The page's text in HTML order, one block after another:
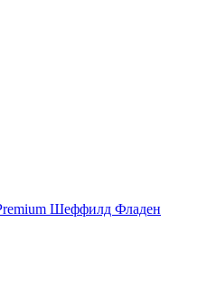
Шеффилд Фладен